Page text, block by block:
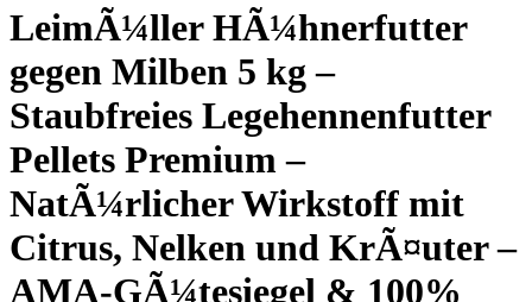
LeimÃ¼ller HÃ¼hnerfutter
gegen Milben 5 kg –
Staubfreies Legehennenfutter
Pellets Premium –
NatÃ¼rlicher Wirkstoff mit
Citrus, Nelken und KrÃ¤uter –
AMA-GÃ¼tesiegel & 100%